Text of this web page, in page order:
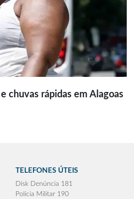
chuvas rápidas em Alagoas
TELEFONES ÚTEIS
Disk Denúncia 181
Polícia Militar 190